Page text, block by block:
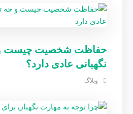
حفاظت شخصیت چیست و
نگهبانی عادی دارد؟
وبلاگ